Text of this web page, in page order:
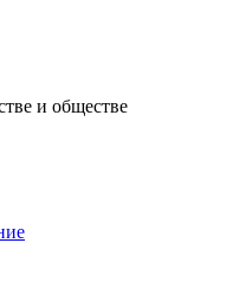
и обществе